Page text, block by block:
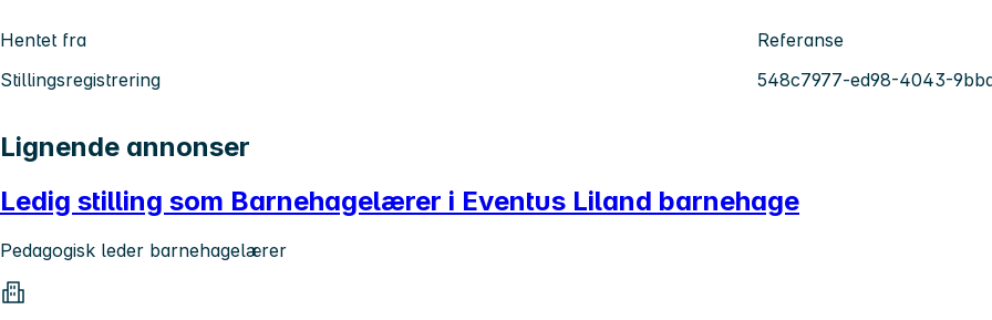
Hentet fra
Stillingsregistrering
Referanse
548c7977-ed98-4043-
Lignende annonser
Ledig stilling som Barnehagelærer i Eventus Liland barnehage
Pedagogisk leder barnehagelærer